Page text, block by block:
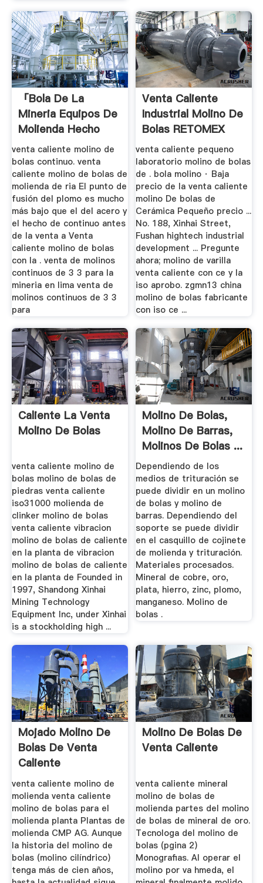
「bola De La
Mineria Equipos De
Molienda Hecho
En」
venta caliente molino de
bolas continuo. venta
caliente molino de bolas de
molienda de ria El punto de
fusión del plomo es mucho
más bajo que el del acero y
el hecho de continuo antes
de la venta a Venta
caliente molino de bolas
con la . venta de molinos
continuos de 3 3 para la
mineria en lima venta de
molinos continuos de 3 3
para
Venta Caliente
Industrial Molino De
Bolas RETOMEX
venta caliente pequeno
laboratorio molino de bolas
de . bola molino · Baja
precio de la venta caliente
molino De bolas de
Cerámica Pequeño precio ...
No. 188, Xinhai Street,
Fushan hightech industrial
development ... Pregunte
ahora; molino de varilla
venta caliente con ce y la
iso aprobo. zgmn13 china
molino de bolas fabricante
con iso ce ...
Caliente La Venta
Molino De Bolas
venta caliente molino de
bolas molino de bolas de
piedras venta caliente
iso31000 molienda de
clinker molino de bolas
venta caliente vibracion
molino de bolas de caliente
en la planta de vibracion
molino de bolas de caliente
en la planta de Founded in
1997, Shandong Xinhai
Mining Technology
Equipment Inc, under Xinhai
is a stockholding high ...
Molino De Bolas,
Molino De Barras,
Molinos De Bolas ...
Dependiendo de los
medios de trituración se
puede dividir en un molino
de bolas y molino de
barras. Dependiendo del
soporte se puede dividir
en el casquillo de cojinete
de molienda y trituración.
Materiales procesados.
Mineral de cobre, oro,
plata, hierro, zinc, plomo,
manganeso. Molino de
bolas .
Mojado Molino De
Bolas De Venta
Caliente
venta caliente molino de
molienda venta caliente
molino de bolas para el
molienda planta Plantas de
molienda CMP AG. Aunque
la historia del molino de
bolas (molino cilíndrico)
tenga más de cien años,
Molino De Bolas De
Venta Caliente
venta caliente mineral
molino de bolas de
molienda partes del molino
de bolas de mineral de oro.
Tecnologa del molino de
bolas (pgina 2)
Monografias. Al operar el
molino por va hmeda, el